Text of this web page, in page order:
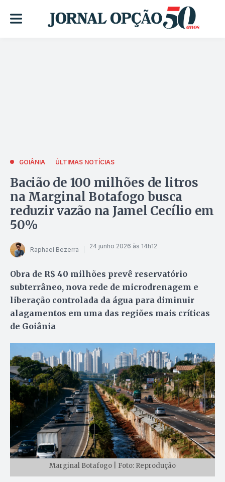
GOIÂNIA ÚLTIMAS NOTÍCIAS
Bacião de 100 milhões de litros
na Marginal Botafogo busca
reduzir vazão na Jamel Cecílio em
50%
Raphael Bezerra 24 junho 2026 às 14h12
Obra de R$ 40 milhões prevê reservatório
subterrâneo, nova rede de microdrenagem e
liberação controlada da água para diminuir
alagamentos em uma das regiões mais críticas
de Goiânia
Marginal Botafogo | Foto: Reprodução